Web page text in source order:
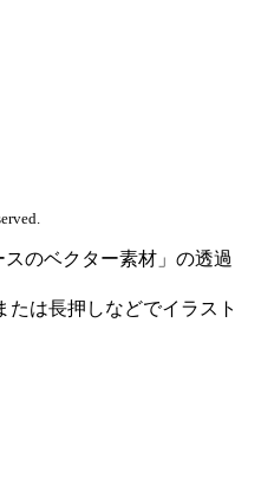
のベクター素材 」の透過
は長押しなどでイラスト